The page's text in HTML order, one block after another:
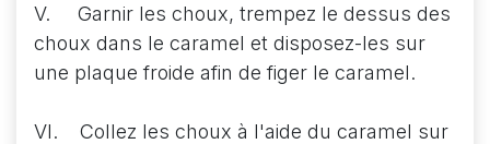
V. Garnir les choux, trempez le dessus des
choux dans le caramel et disposez-les sur
une plaque froide afin de figer le caramel.
VI. Collez les choux à l'aide du caramel sur